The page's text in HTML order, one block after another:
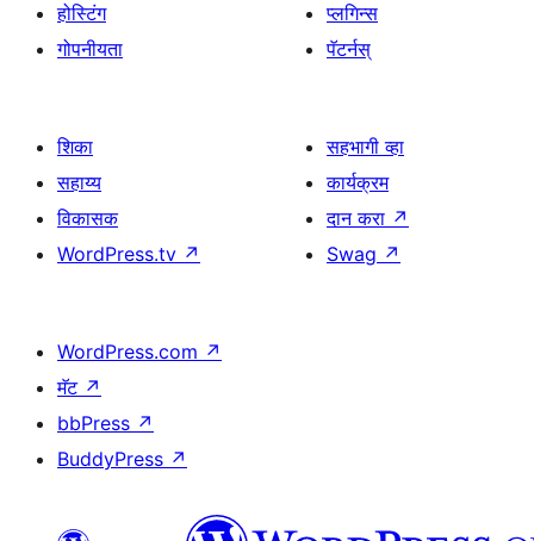
होस्टिंग
गोपनीयता
प्लगिन्स
पॅटर्नस्
शिका
सहाय्य
विकासक
WordPress.tv ↗
सहभागी व्हा
कार्यक्रम
दान करा ↗
Swag ↗
WordPress.com ↗
मॅट ↗
bbPress ↗
BuddyPress ↗